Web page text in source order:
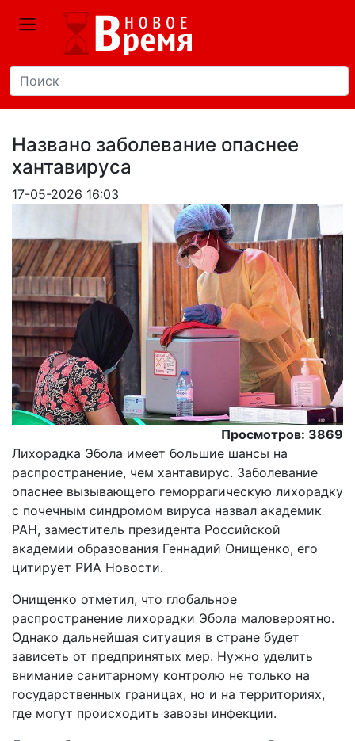
Названо заболевание опаснее
хантавируса
17-05-2026 16:03
Просмотров: 3869
Лихорадка Эбола имеет большие шансы на
распространение, чем хантавирус. Заболевание
опаснее вызывающего геморрагическую лихорадку
с почечным синдромом вируса назвал академик
РАН, заместитель президента Российской
академии образования Геннадий Онищенко, его
цитирует РИА Новости.
Онищенко отметил, что глобальное
распространение лихорадки Эбола маловероятно.
Однако дальнейшая ситуация в стране будет
зависеть от предпринятых мер. Нужно уделить
внимание санитарному контролю не только на
государственных границах, но и на территориях,
где могут происходить завозы инфекции.